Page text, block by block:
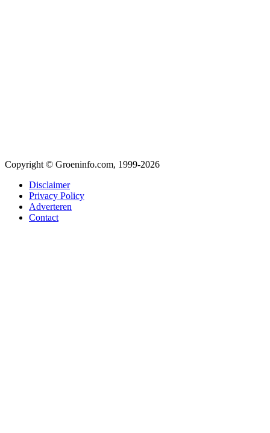
Copyright © Groeninfo.com, 1999-2026
Disclaimer
Privacy Policy
Adverteren
Contact